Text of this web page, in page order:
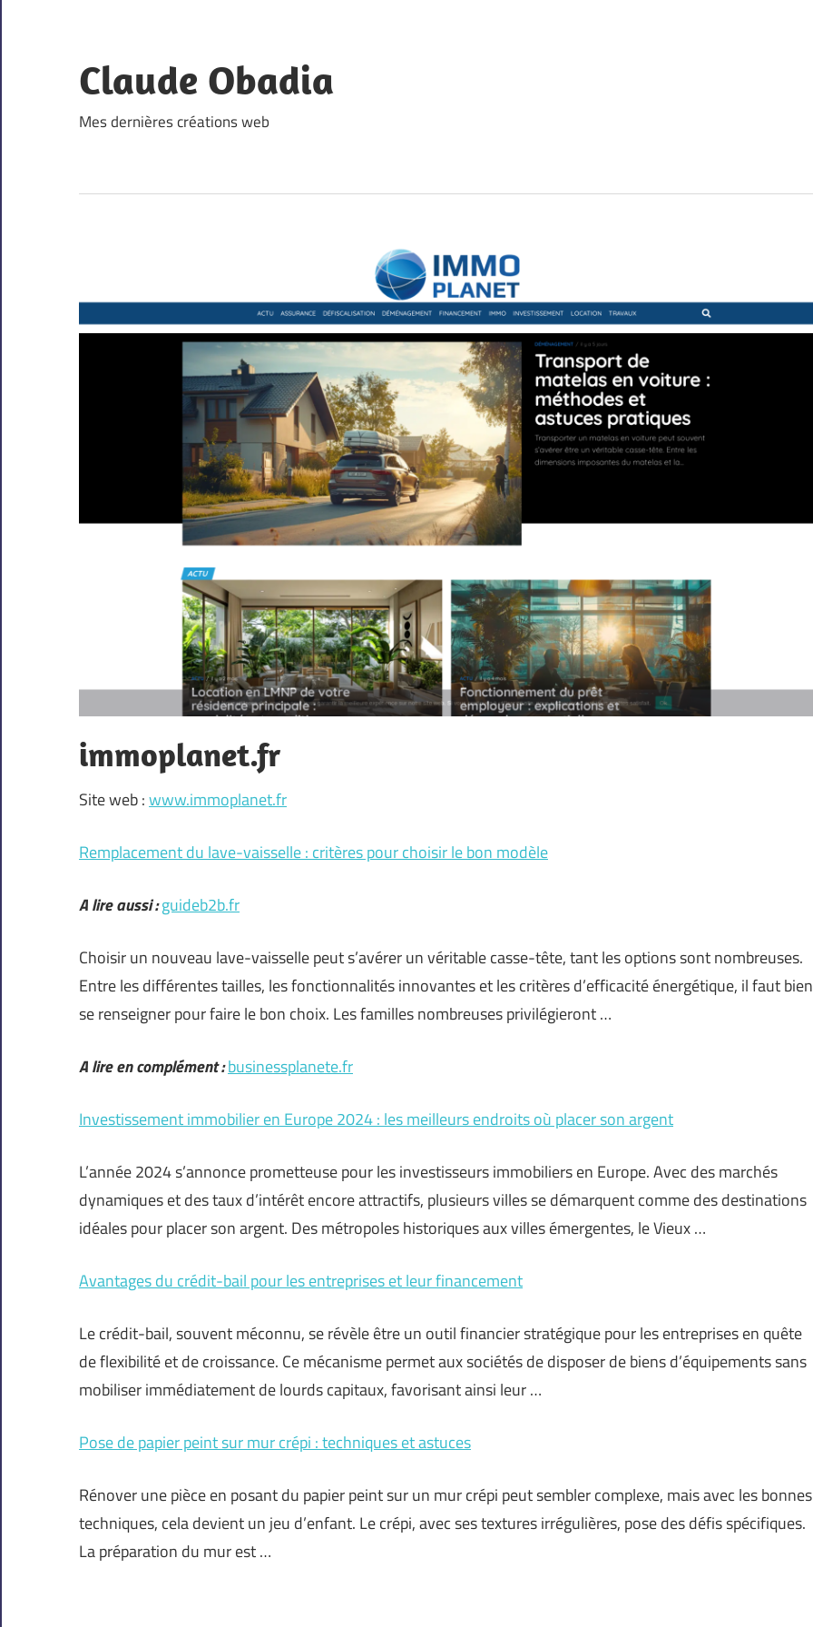
content
Claude Obadia
Mes dernières créations web
immoplanet.fr
Site web :www.immoplanet.fr
Remplacement du lave-vaisselle : critères pour choisir le bon modèle
A lire aussi :guideb2b.fr
Choisir un nouveau lave-vaisselle peut s’avérer un véritable casse-tête, tant les options sont nombreuses.
Entre les différentes tailles, les fonctionnalités innovantes et les critères d’efficacité énergétique, il faut bien
se renseigner pour faire le bon choix. Les familles nombreuses privilégieront …
A lire en complément :businessplanete.fr
Investissement immobilier en Europe 2024 : les meilleurs endroits où placer son argent
L’année 2024 s’annonce prometteuse pour les investisseurs immobiliers en Europe. Avec des marchés
dynamiques et des taux d’intérêt encore attractifs, plusieurs villes se démarquent comme des destinations
idéales pour placer son argent. Des métropoles historiques aux villes émergentes, le Vieux …
Avantages du crédit-bail pour les entreprises et leur financement
Le crédit-bail, souvent méconnu, se révèle être un outil financier stratégique pour les entreprises en quête
de flexibilité et de croissance. Ce mécanisme permet aux sociétés de disposer de biens d’équipements sans
mobiliser immédiatement de lourds capitaux, favorisant ainsi leur …
Pose de papier peint sur mur crépi : techniques et astuces
Rénover une pièce en posant du papier peint sur un mur crépi peut sembler complexe, mais avec les bonnes
techniques, cela devient un jeu d’enfant. Le crépi, avec ses textures irrégulières, pose des défis spécifiques.
La préparation du mur est …